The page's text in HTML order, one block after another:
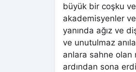
büyük bir coşku
akademisyenler
yanında ağız ve
ve unutulmaz
anlara sahne olan
ardından sona